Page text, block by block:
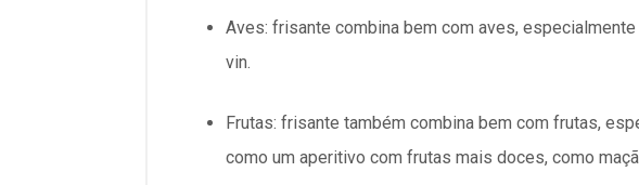
Aves: frisante combina bem com aves,
vin.
Frutas: frisante também combina bem com frutas,
como um aperitivo com frutas mais doces, como